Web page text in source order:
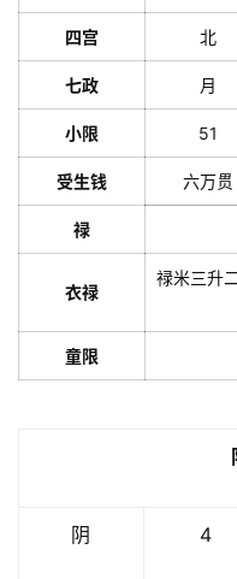
四宫 北
七政 月
小限 51
受生钱 六万贯
禄
衣禄
禄米三升
童限
阴 4